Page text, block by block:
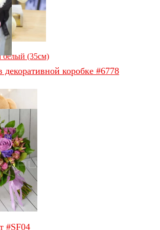
белый (35см)
коробке #6778
#SF04